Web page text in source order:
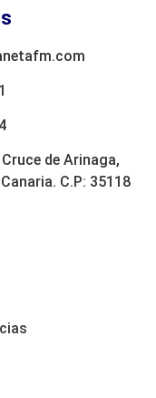
de Arinaga,
C.P: 35118